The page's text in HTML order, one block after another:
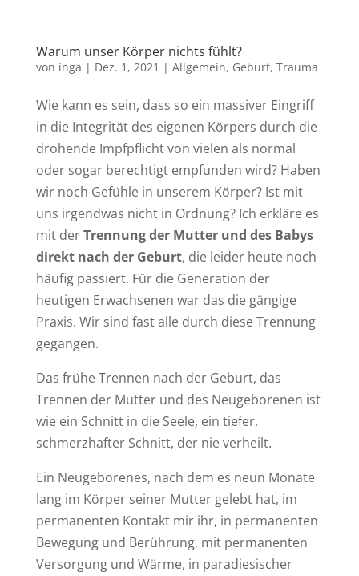
Warum unser Körper nichts fühlt?
von inga | Dez. 1, 2021 | Allgemein, Geburt, Trauma
Wie kann es sein, dass so ein massiver Eingriff
in die Integrität des eigenen Körpers durch die
drohende Impfpflicht von vielen als normal
oder sogar berechtigt empfunden wird? Haben
wir noch Gefühle in unserem Körper? Ist mit
uns irgendwas nicht in Ordnung? Ich erkläre es
mit derTrennung der Mutter und des Babys
direkt nach der Geburt, die leider heute noch
häufig passiert. Für die Generation der
heutigen Erwachsenen war das die gängige
Praxis. Wir sind fast alle durch diese Trennung
gegangen.
Das frühe Trennen nach der Geburt, das
Trennen der Mutter und des Neugeborenen ist
wie ein Schnitt in die Seele, ein tiefer,
schmerzhafter Schnitt, der nie verheilt.
Ein Neugeborenes, nach dem es neun Monate
lang im Körper seiner Mutter gelebt hat, im
permanenten Kontakt mir ihr, in permanenten
Bewegung und Berührung, mit permanenten
Versorgung und Wärme, in paradiesischer